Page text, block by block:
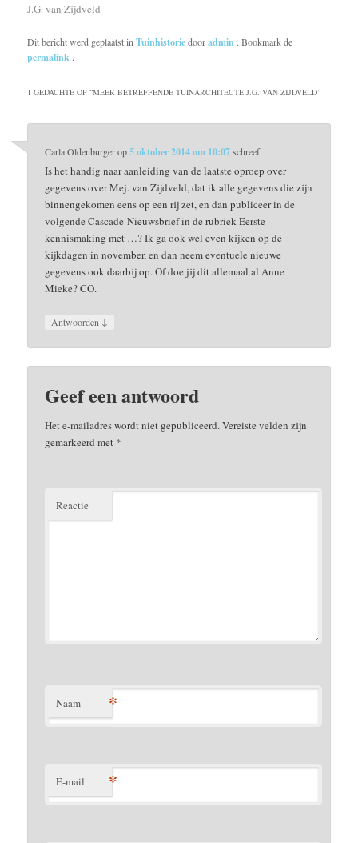
J.G. van Zijdveld
Dit bericht werd geplaatst inTuinhistoriedooradmin . Bookmark de
permalink .
1 GEDACHTE OP “MEER BETREFFENDE TUINARCHITECTE J.G. VAN ZIJDVELD”
Carla Oldenburgerop5 oktober 2014 om 10:07schreef:
Is het handig naar aanleiding van de laatste oproep over
gegevens over Mej. van Zijdveld, dat ik alle gegevens die zijn
binnengekomen eens op een rij zet, en dan publiceer in de
volgende Cascade-Nieuwsbrief in de rubriek Eerste
kennismaking met …? Ik ga ook wel even kijken op de
kijkdagen in november, en dan neem eventuele nieuwe
gegevens ook daarbij op. Of doe jij dit allemaal al Anne
Mieke? CO.
Antwoorden ↓
Geef een antwoord
Het e-mailadres wordt niet gepubliceerd.Vereiste velden zijn
gemarkeerd met *
Reactie
Naam *
E-mail *